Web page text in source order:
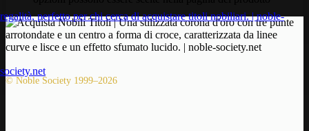
© Noble Society 1999–2026